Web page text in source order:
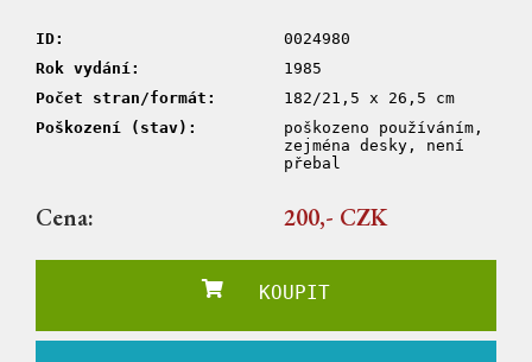
ID:
0024980
Rok vydání:
1985
Počet stran/formát:
182/21,5 x 26,5 cm
Poškození (stav):
poškozeno používáním,
zejména desky, není
přebal
Cena: 200,- CZK
KOUPIT